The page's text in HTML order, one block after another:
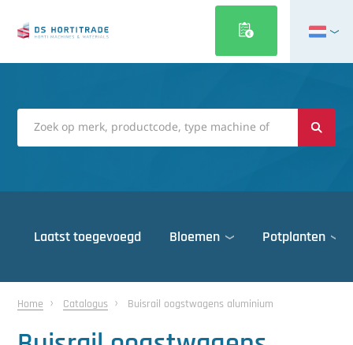
English
Deutsch
Polski
Română
Español
Laatst toegevoegd Bloemen Potplanten
Home Catalogus Buisrail oogstwagens aluminium